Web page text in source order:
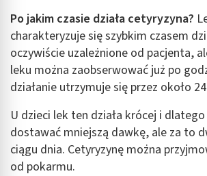
Po jakim czasie działa cetyryzyna?
charakteryzuje się szybkim czasem
oczywiście uzależnione od pacjenta,
leku można zaobserwować już po
działanie utrzymuje się przez około
U dzieci lek ten działa krócej i
dostawać mniejszą dawkę, ale za to
ciągu dnia. Cetyryzynę można
od pokarmu.